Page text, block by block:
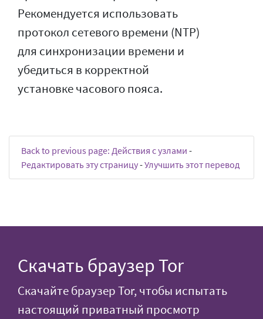
Рекомендуется использовать
протокол сетевого времени (NTP)
для синхронизации времени и
убедиться в корректной
установке часового пояса.
Back to previous page: Действия с узлами -
Редактировать эту страницу-Улучшить этот перевод
Скачать браузер Tor
Скачайте браузер Tor, чтобы испытать
настоящий приватный просмотр